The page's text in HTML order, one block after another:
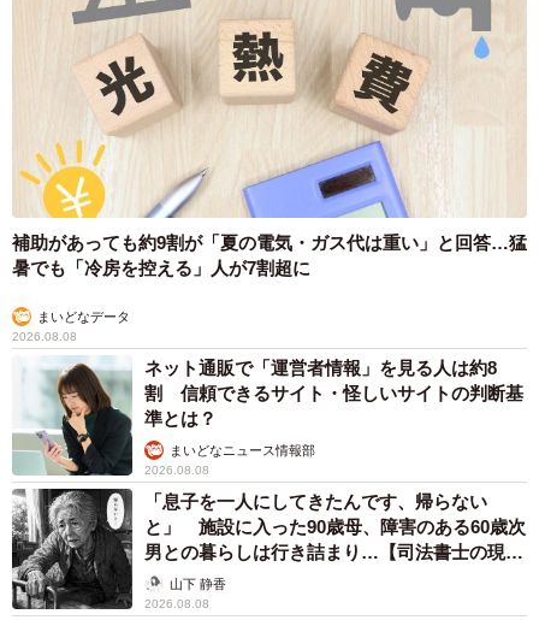
補助があっても約9割が「夏の電気・ガス代は重い」と回答…猛
暑でも「冷房を控える」人が7割超に
まいどなデータ
2026.08.08
ネット通販で「運営者情報」を見る人は約8
割 信頼できるサイト・怪しいサイトの判断基
準とは？
まいどなニュース情報部
2026.08.08
「息子を一人にしてきたんです、帰らない
と」 施設に入った90歳母、障害のある60歳次
男との暮らしは行き詰まり…【司法書士の現場
から】山下 静香
2026.08.08